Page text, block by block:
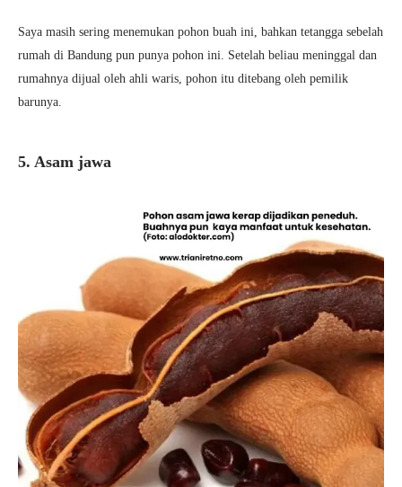
Saya masih sering menemukan pohon buah ini, bahkan tetangga sebelah
rumah di Bandung pun punya pohon ini. Setelah beliau meninggal dan
rumahnya dijual oleh ahli waris, pohon itu ditebang oleh pemilik
barunya.
5. Asam jawa